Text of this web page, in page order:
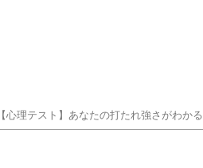
【心理テスト】あなたの打たれ強さがわかる